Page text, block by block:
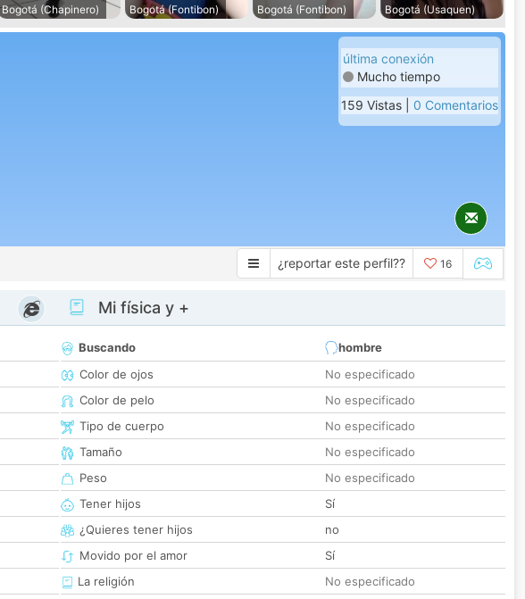
Bogotá (Chapinero)
Bogotá (Fontibon)
Bogotá (Fontibon)
Bogotá (Usaquen)
última conexión
Mucho tiempo
159 Vistas | 0 Comentarios
¿reportar este perfil?? 16
Mi física y +
Buscando
hombre
Color de ojos
No especificado
Color de pelo
No especificado
Tipo de cuerpo
No especificado
Tamaño
No especificado
Peso
No especificado
Tener hijos
Sí
¿Quieres tener hijos
no
Movido por el amor
Sí
La religión
No especificado